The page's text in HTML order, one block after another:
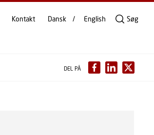
Kontakt Dansk English Søg
DEL PÅ